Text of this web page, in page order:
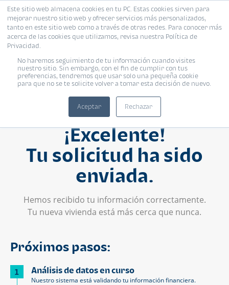
Este sitio web almacena cookies en tu PC. Estas cookies sirven para
mejorar nuestro sitio web y ofrecer servicios más personalizados,
tanto en este sitio web como a través de otras redes. Para conocer más
acerca de las cookies que utilizamos, revisa nuestra Política de
Privacidad.
No haremos seguimiento de tu información cuando visites
nuestro sitio. Sin embargo, con el fin de cumplir con tus
preferencias, tendremos que usar solo una pequeña cookie
para que no se te solicite volver a tomar esta decisión de nuevo.
Aceptar Rechazar
¡Excelente!
Tu solicitud ha sido
enviada.
Hemos recibido tu información correctamente.
Tu nueva vivienda está más cerca que nunca.
Próximos pasos:
1 Análisis de datos en curso
Nuestro sistema está validando tu información financiera.